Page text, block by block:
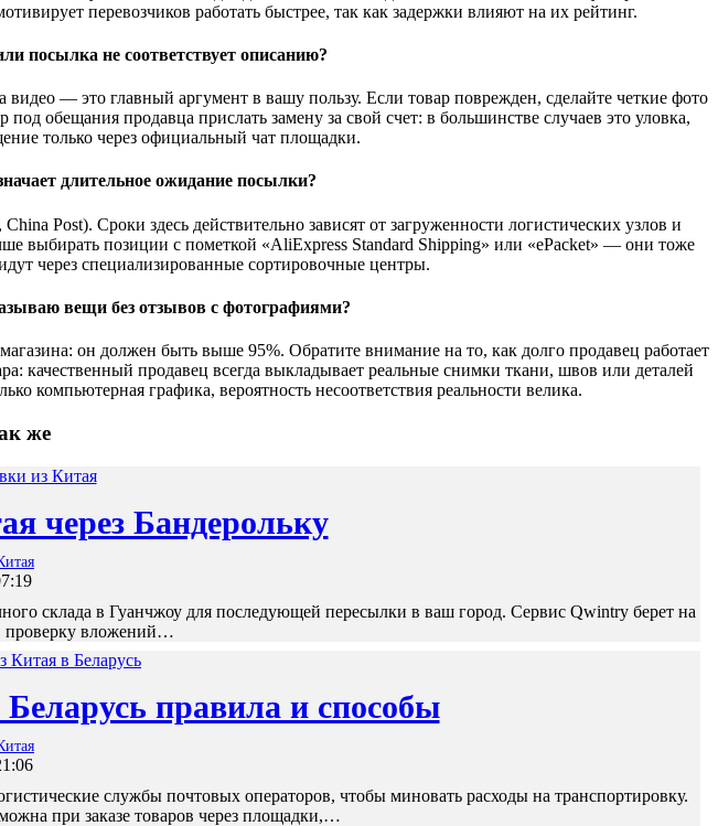
перевозчиков работать быстрее, так как задержки влияют на их рейтинг.
посылка не соответствует описанию?
— это главный аргумент в вашу пользу. Если товар поврежден, сделайте четкие фото
обещания продавца прислать замену за свой счет: в большинстве случаев это уловка,
только через официальный чат площадки.
длительное ожидание посылки?
Post). Сроки здесь действительно зависят от загруженности логистических узлов и
выбирать позиции с пометкой «AliExpress Standard Shipping» или «ePacket» — они тоже
через специализированные сортировочные центры.
вещи без отзывов с фотографиями?
он должен быть выше 95%. Обратите внимание на то, как долго продавец работает
качественный продавец всегда выкладывает реальные снимки ткани, швов или деталей
компьютерная графика, вероятность несоответствия реальности велика.
же
через Бандерольку
склада в Гуанчжоу для последующей пересылки в ваш город. Сервис Qwintry берет на
проверку вложений…
правила и способы
службы почтовых операторов, чтобы миновать расходы на транспортировку.
при заказе товаров через площадки,…